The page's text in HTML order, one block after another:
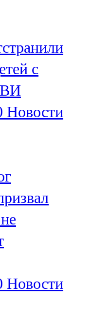
с
Новости
Новости